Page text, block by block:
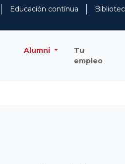
Educación contínua
Alumni
Tu
empleo